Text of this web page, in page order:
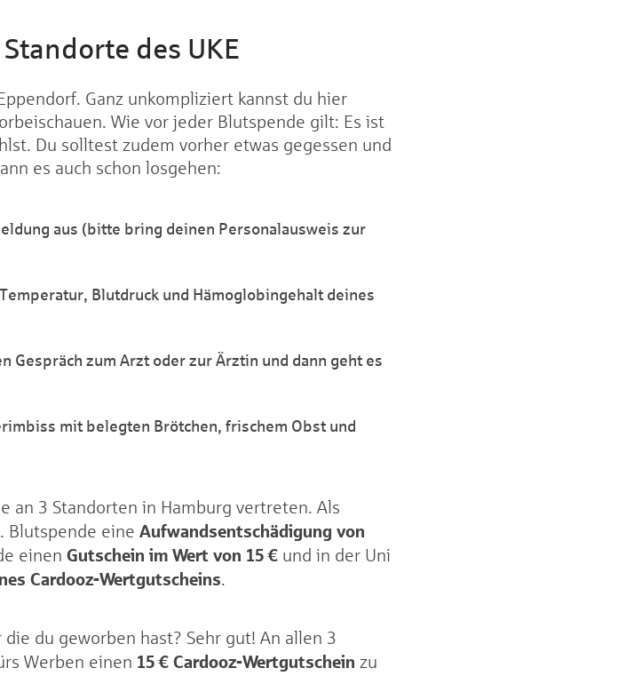
des UKE
Ganz unkompliziert kannst du hier
Wie vor jeder Blutspende gilt: Es ist
Du solltest zudem vorher etwas gegessen und
es auch schon losgehen:
aus (bitte bring deinen Personalausweis zur
Blutdruck und Hämoglobingehalt deines
Gespräch zum Arzt oder zur Ärztin und dann geht es
mit belegten Brötchen, frischem Obst und
an 3 Standorten in Hamburg vertreten. Als
Blutspende eine Aufwandsentschädigung von
einen Gutschein im Wert von 15 € und in der Uni
Cardooz-Wertgutscheins.
du geworben hast? Sehr gut! An allen 3
Werben einen 15 € Cardooz-Wertgutschein zu